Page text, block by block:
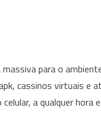
para o
cassinos virtuais e
a qualquer hora e